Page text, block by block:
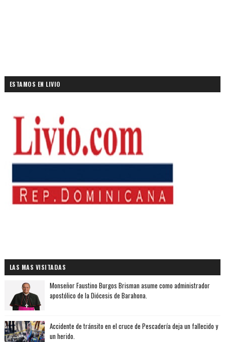
ESTAMOS EN LIVIO
LAS MAS VISITADAS
Monseñor Faustino Burgos Brisman asume como administrador
apostólico de la Diócesis de Barahona.
Accidente de tránsito en el cruce de Pescadería deja un fallecido y
un herido.